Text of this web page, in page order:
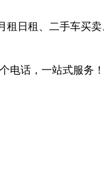
日租、二手车买卖
电话，一站式服务！